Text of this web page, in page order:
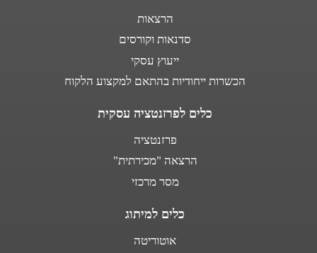
הרצאות
סדנאות וקורסים
ייעוץ עסקי
הכשרות ייחודיות בהתאם למקצוע הלקוח
כלים לפרזנטציה עסקית
פרזנטציה
הרצאה "מכירתית"
מסר מרכזי
כלים למיתוג
אוטוריטה